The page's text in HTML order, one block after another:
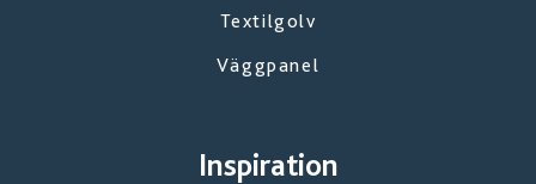
Textilgolv
Väggpanel
Inspiration